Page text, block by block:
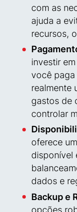
com as
ajuda a
recursos,
investir
você paga
realmente
gastos de
controlar
oferece
disponível
dados e
Backup e
opções